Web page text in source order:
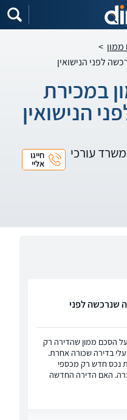
>
לפני הנישואין
במכירת
הנישואין
עורכי חייגו
אליי
שנרכשה לפני
על הסכם ממון שהדירה רק
בדירה שכורה אחרת.
נכס חדש רק מכספי
האם הדירה החדשה